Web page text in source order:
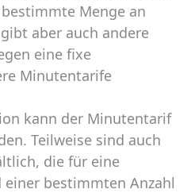
Menge an
aber auch andere
eine fixe
Minutentarife
kann der Minutentarif
Teilweise sind auch
die für eine
bestimmten Anzahl